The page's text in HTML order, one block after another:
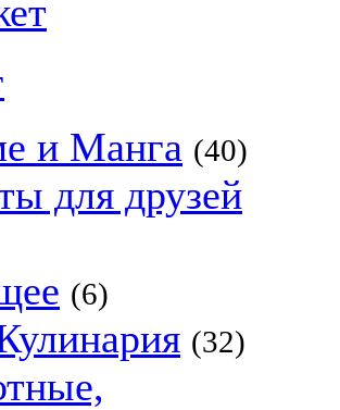
и Манга (40)
для друзей
(6)
(32)